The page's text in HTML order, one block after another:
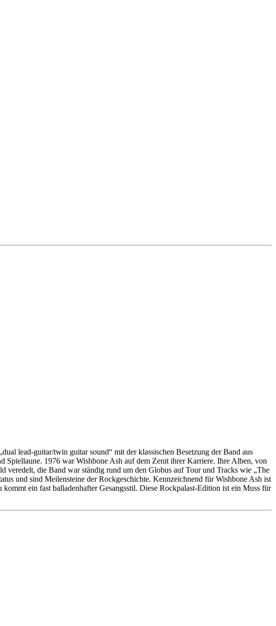
lead-guitar/twin guitar sound“ mit der klassischen Besetzung der Band aus
1976 war Wishbone Ash auf dem Zenit ihrer Karriere. Ihre Alben, von
die Band war ständig rund um den Globus auf Tour und Tracks wie „The
und sind Meilensteine der Rockgeschichte. Kennzeichnend für Wishbone Ash ist
ein fast balladenhafter Gesangsstil. Diese Rockpalast-Edition ist ein Muss für